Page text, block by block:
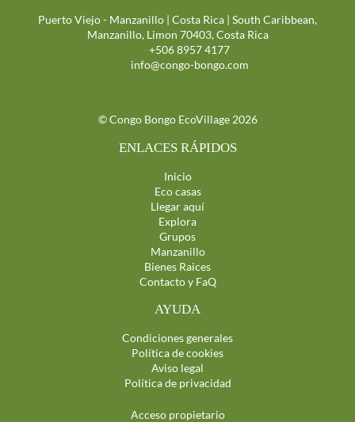
Puerto Viejo - Manzanillo | Costa Rica | South Caribbean,
Manzanillo, Limon 70403, Costa Rica
+506 8957 4177
info@congo-bongo.com
© Congo Bongo EcoVillage 2026
ENLACES RÁPIDOS
Inicio
Eco casas
Llegar aquí
Explora
Grupos
Manzanillo
Bienes Raices
Contacto y FaQ
AYUDA
Condiciones generales
Política de cookies
Aviso legal
Política de privacidad
Acceso propietario